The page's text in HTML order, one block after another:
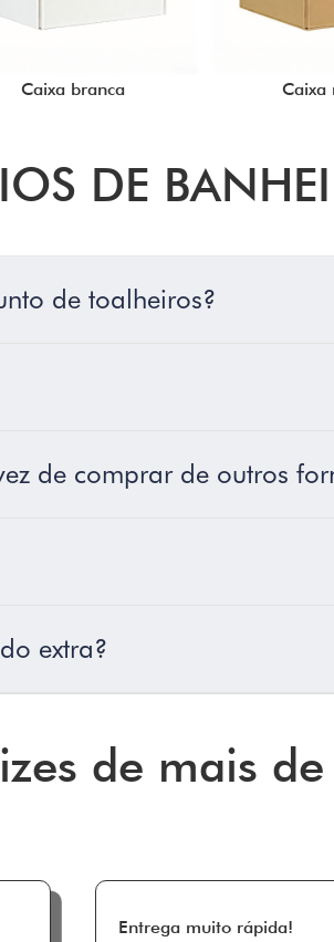
Caixa branca Caixa
DE
de toalheiros?
de comprar de outros
extra?
de mais
Entrega muito rápida!